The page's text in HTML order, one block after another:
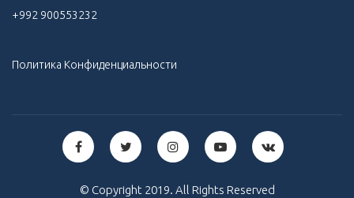
+992 900553232‬
Политика Конфиденциальности
© Copyright 2019. All Rights Reserved